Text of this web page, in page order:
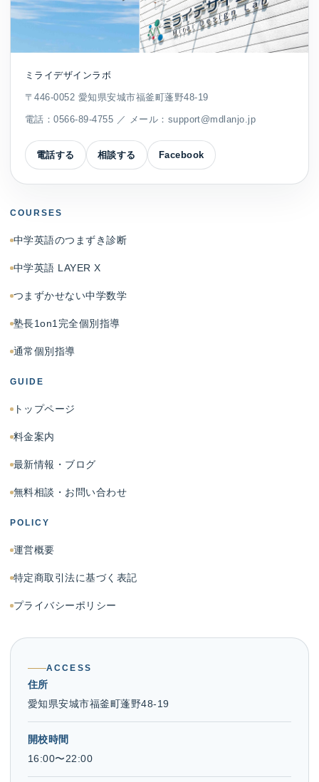
ミライデザインラボ
〒446-0052 愛知県安城市福釜町蓬野48-19
電話：0566-89-4755 ／ メール： support@mdlanjo.jp
電話する 相談する Facebook
COURSES
中学英語のつまずき診断
中学英語 LAYER X
つまずかせない中学数学
塾長1on1完全個別指導
通常個別指導
GUIDE
トップページ
料金案内
最新情報・ブログ
無料相談・お問い合わせ
POLICY
運営概要
特定商取引法に基づく表記
プライバシーポリシー
ACCESS
住所
愛知県安城市福釜町蓬野48-19
開校時間
16:00〜22:00